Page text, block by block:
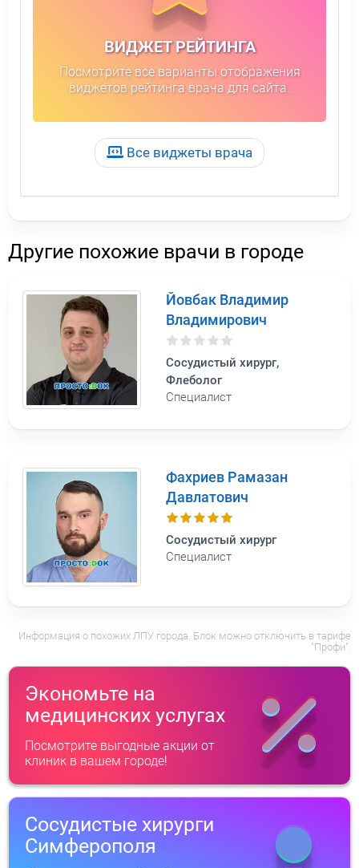
ВИДЖЕТ РЕЙТИНГА
Посмотрите все варианты отображения
виджетов рейтинга врача для сайта.
Все виджеты врача
Другие похожие врачи в городе
Йовбак Владимир
Владимирович
Сосудистый хирург,
Флеболог
Специалист
Фахриев Рамазан
Давлатович
Сосудистый хирург
Специалист
Информация о похожих ЛПУ города. Блок можно отключить в тарифе
"Профи".
Экономьте на
медицинских услугах
Посмотрите выгодные акции от
клиник в вашем городе!
Сосудистые хирурги
Симферополя